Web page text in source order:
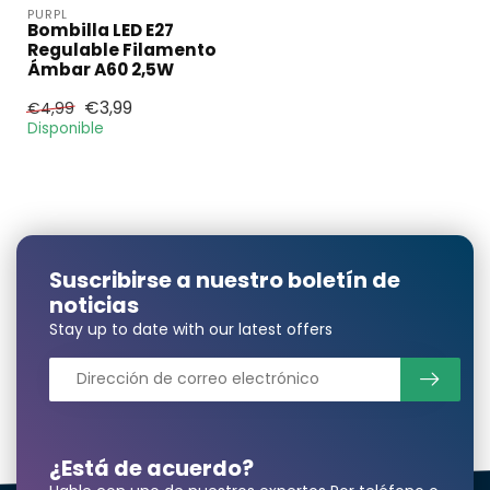
PURPL
Bombilla LED E27
Regulable Filamento
Ámbar A60 2,5W
€4,99 €3,99
Disponible
¿Está de acuerdo?
Suscribirse a nuestro boletín de
noticias
Stay up to date with our latest offers